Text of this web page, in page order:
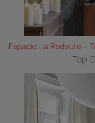
Espacio La Redoute –
Top